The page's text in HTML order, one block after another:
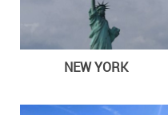
NEW YORK